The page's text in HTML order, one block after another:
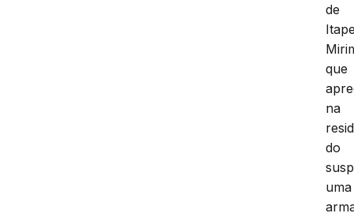
de
que
na
do
uma